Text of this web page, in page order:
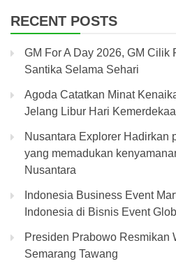
RECENT POSTS
GM For A Day 2026, GM Cilik
Santika Selama Sehari
Agoda Catatkan Minat
Jelang Libur Hari
Nusantara Explorer Hadirkan
yang memadukan
Nusantara
Indonesia Business Event
Indonesia di Bisnis Event
Presiden Prabowo Resmikan
Semarang Tawang